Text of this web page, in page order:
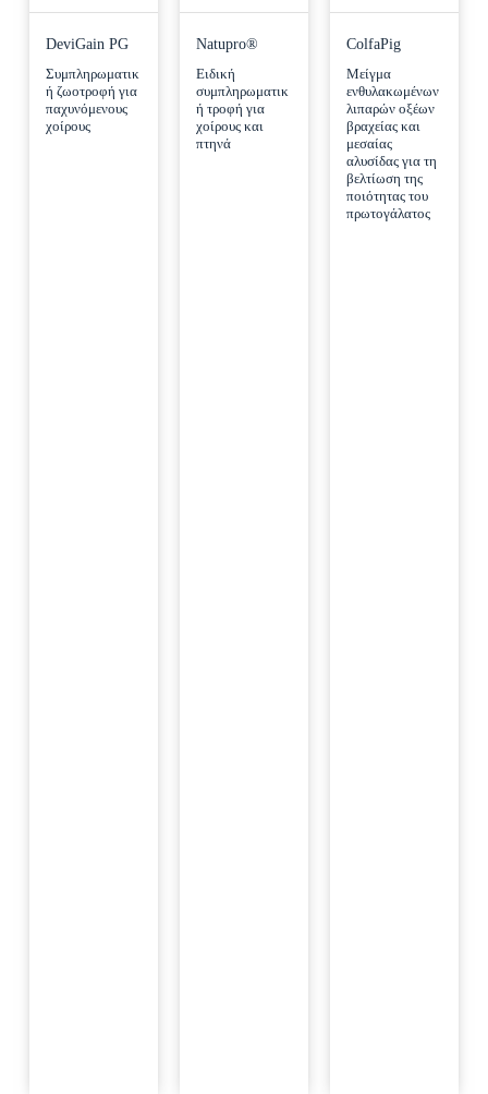
DeviGain PG
Συμπληρωματικ
ή ζωοτροφή για
παχυνόμενους
χοίρους
Natupro®
Ειδική
συμπληρωματικ
ή τροφή για
χοίρoυς και
πτηνά
ColfaPig
Μείγμα
ενθυλακωμένων
λιπαρών οξέων
βραχείας και
μεσαίας
αλυσίδας για τη
βελτίωση της
ποιότητας του
πρωτογάλατος